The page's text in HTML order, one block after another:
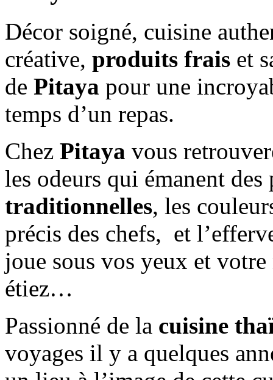
Décor soigné, cuisine
créative, produits frais et
de Pitaya pour une
temps d’un repas.
Chez Pitaya vous
les odeurs qui émanent
traditionnelles, les
précis des chefs, et
joue sous vos yeux et
étiez…
Passionné de la cuisine
voyages il y a quelques